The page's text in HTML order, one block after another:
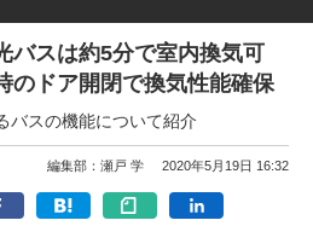
バスは約5分で室内換気可
のドア開閉で換気性能確保
バスの機能について紹介
編集部：瀬戸 学 2020年5月19日 16:32